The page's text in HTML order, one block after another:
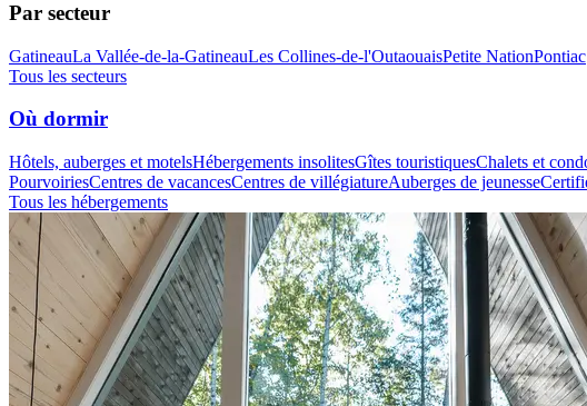
Par secteur
GatineauLa Vallée-de-la-GatineauLes Collines-de-l'OutaouaisPetite NationPontiac
Tous les secteurs
Où dormir
Hôtels, auberges et motelsHébergements insolitesGîtes touristiquesChalets et
PourvoiriesCentres de vacancesCentres de villégiatureAuberges de jeunesse
Tous les hébergements